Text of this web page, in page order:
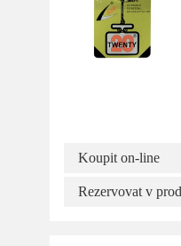
Koupit on-line
Rezervovat v